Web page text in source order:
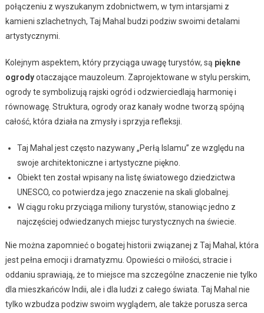
połączeniu z wyszukanym zdobnictwem, w tym intarsjami z
kamieni szlachetnych, Taj Mahal budzi podziw swoimi detalami
artystycznymi.
Kolejnym aspektem, który przyciąga uwagę turystów, są piękne
ogrodyotaczające mauzoleum. Zaprojektowane w stylu perskim,
ogrody te symbolizują rajski ogród i odzwierciedlają harmonię i
równowagę. Struktura, ogrody oraz kanały wodne tworzą spójną
całość, która działa na zmysły i sprzyja refleksji.
Taj Mahal jest często nazywany „Perłą Islamu” ze względu na
swoje architektoniczne i artystyczne piękno.
Obiekt ten został wpisany na listę światowego dziedzictwa
UNESCO, co potwierdza jego znaczenie na skali globalnej.
W ciągu roku przyciąga miliony turystów, stanowiąc jedno z
najczęściej odwiedzanych miejsc turystycznych na świecie.
Nie można zapomnieć o bogatej historii związanej z Taj Mahal, która
jest pełna emocji i dramatyzmu. Opowieści o miłości, stracie i
oddaniu sprawiają, że to miejsce ma szczególne znaczenie nie tylko
dla mieszkańców Indii, ale i dla ludzi z całego świata. Taj Mahal nie
tylko wzbudza podziw swoim wyglądem, ale także porusza serca